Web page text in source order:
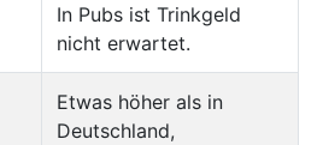
In Pubs ist Trinkgeld
nicht erwartet.
Etwas höher als in
Deutschland,